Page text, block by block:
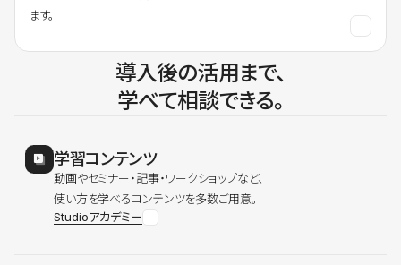
ます。
導入後の活用まで、
学べて相談できる。
学習コンテンツ
動画やセミナー・記事・ワークショップなど、
使い方を学べるコンテンツを多数ご用意。
Studioアカデミー